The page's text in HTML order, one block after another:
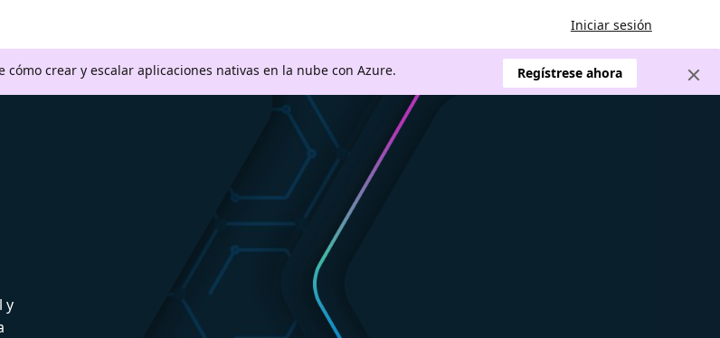
Iniciar sesión
cómo crear y escalar aplicaciones nativas en la nube con Azure. Regístrese ahora
y